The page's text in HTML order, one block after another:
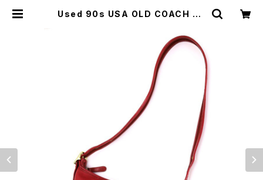
Used 90s USA OLD COACH Wi
tage&culture store